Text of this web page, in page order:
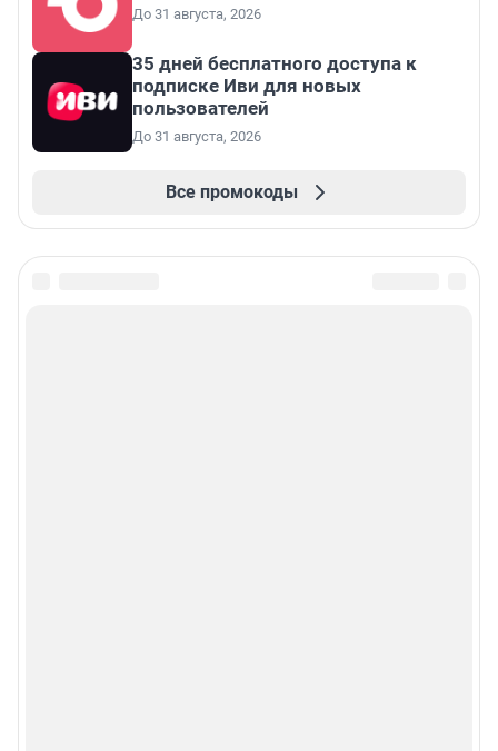
До 31 августа, 2026
35 дней бесплатного доступа к
подписке Иви для новых
пользователей
До 31 августа, 2026
Все промокоды